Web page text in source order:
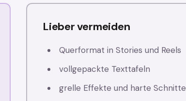
Lieber vermeiden
Querformat in Stories und Reels
vollgepackte Texttafeln
grelle Effekte und harte Schnitte